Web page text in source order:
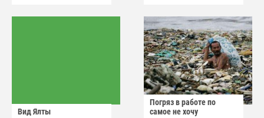
Вид Ялты
Погряз в работе по
самое не хочу